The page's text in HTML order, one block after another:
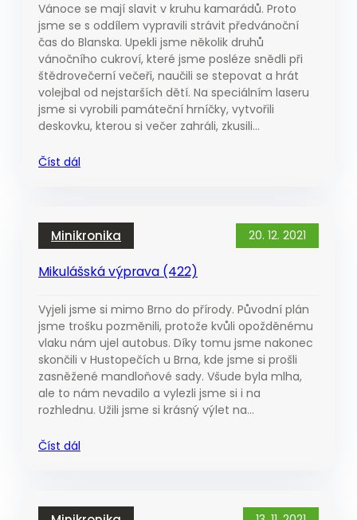
Vánoce se mají slavit v kruhu kamarádů. Proto
jsme se s oddílem vypravili strávit předvánoční
čas do Blanska. Upekli jsme několik druhů
vánočního cukroví, které jsme posléze snědli při
štědrovečerní večeři, naučili se stepovat a hrát
volejbal od nejstarších dětí. Na speciálním laseru
jsme si vyrobili památeční hrníčky, vytvořili
deskovku, kterou si večer zahráli, zkusili…
Číst dál
Minikronika 20. 12. 2021
Mikulášská výprava (422)
Vyjeli jsme si mimo Brno do přírody. Původní plán
jsme trošku pozměnili, protože kvůli opožděnému
vlaku nám ujel autobus. Díky tomu jsme nakonec
skončili v Hustopečích u Brna, kde jsme si prošli
zasněžené mandloňové sady. Všude byla mlha,
ale to nám nevadilo a vylezli jsme si i na
rozhlednu. Užili jsme si krásný výlet na…
Číst dál